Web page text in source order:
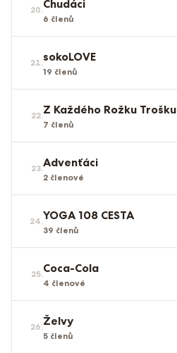
20.Chudáci
6 členů
21.sokoLOVE
19 členů
22.Z Každého Rožku Trošku
7 členů
23.Advenťáci
2 členové
24.YOGA 108 CESTA
39 členů
25.Coca-Cola
4 členové
26.Želvy
5 členů